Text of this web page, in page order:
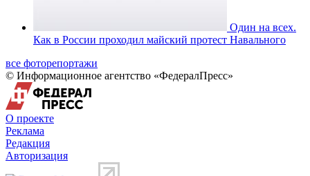
Один на всех.
Как в России проходил майский протест Навального
все фоторепортажи
© Информационное агентство «ФедералПресс»
О проекте
Реклама
Редакция
Авторизация